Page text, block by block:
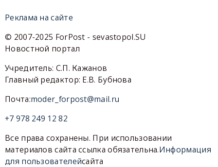
Реклама на сайте
© 2007-2025 ForPost - sevastopol.SU
Новостной портал
Учредитель: С.П. Кажанов
Главный редактор: Е.В. Бубнова
Почта:moder_forpost@mail.ru
+7 978 249 12 82
Все права сохранены. При использовании
материалов сайта ссылка обязательна.Информация
для пользователейсайта